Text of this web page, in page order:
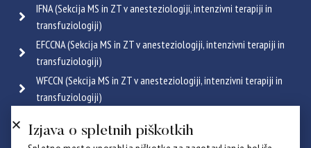
IFNA (Sekcija MS in ZT v anesteziologiji, intenzivni terapiji in
transfuziologiji)
EFCCNA (Sekcija MS in ZT v anesteziologiji, intenzivni terapiji in
transfuziologiji)
WFCCN (Sekcija MS in ZT v anesteziologiji, intenzivni terapiji in
transfuziologiji)
ICRN (Sekcija MS in ZT v pulmologiji)
Izjava o spletnih piškotkih